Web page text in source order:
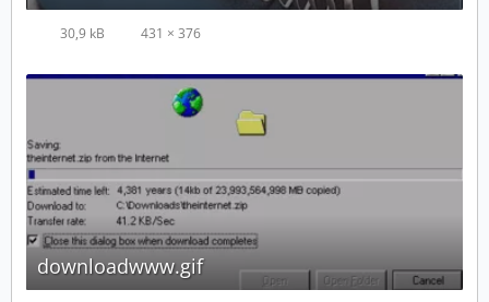
30,9 kB 431 × 376
downloadwww.gif